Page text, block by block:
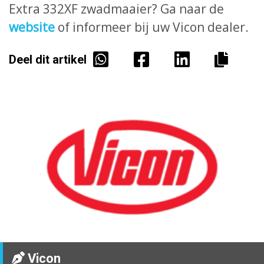
Extra 332XF zwadmaaier? Ga naar de
website of informeer bij uw Vicon dealer.
Deel dit artikel
Vicon